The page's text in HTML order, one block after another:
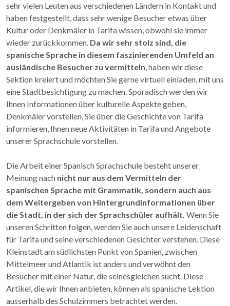
sehr vielen Leuten aus verschiedenen Ländern in Kontakt und
haben festgestellt, dass sehr wenige Besucher etwas über
Kultur oder Denkmäler in Tarifa wissen, obwohl sie immer
wieder zurückkommen. Da wir sehr stolz sind, die
spanische Sprache in diesem faszinierenden Umfeld an
ausländische Besucher zu vermitteln, haben wir diese
Sektion kreiert und möchten Sie gerne virtuell einladen, mit uns
eine Stadtbesichtigung zu machen. Sporadisch werden wir
Ihnen Informationen über kulturelle Aspekte geben,
Denkmäler vorstellen, Sie über die Geschichte von Tarifa
informieren, Ihnen neue Aktivitäten in Tarifa und Angebote
unserer Sprachschule vorstellen.
Die Arbeit einer Spanisch Sprachschule besteht unserer
Meinung nach nicht nur aus dem Vermitteln der
spanischen Sprache mit Grammatik, sondern auch aus
dem Weitergeben von Hintergrundinformationen über
die Stadt, in der sich der Sprachschüler aufhält. Wenn Sie
unseren Schritten folgen, werden Sie auch unsere Leidenschaft
für Tarifa und seine verschiedenen Gesichter verstehen. Diese
Kleinstadt am südlichsten Punkt von Spanien, zwischen
Mittelmeer und Atlantik ist anders und verwöhnt den
Besucher mit einer Natur, die seinesgleichen sucht. Diese
Artikel, die wir Ihnen anbieten, können als spanische Lektion
ausserhalb des Schulzimmers betrachtet werden.